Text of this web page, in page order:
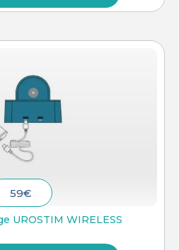
UROSTIM WIRELESS
59€